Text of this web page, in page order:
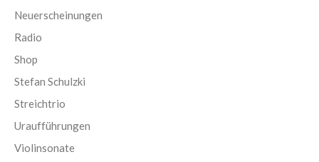
Neuerscheinungen
Radio
Shop
Stefan Schulzki
Streichtrio
Uraufführungen
Violinsonate